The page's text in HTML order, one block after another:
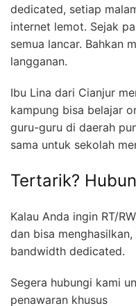
dedicated, setiap
internet lemot. Sejak
semua lancar. Bahkan
langganan.
Ibu Lina dari Cianjur
kampung bisa belajar
guru-guru di daerah
sama untuk sekolah
Tertarik?
Kalau Anda ingin RT/
dan bisa
bandwidth dedicated.
Segera hubungi kami
penawaran khusus